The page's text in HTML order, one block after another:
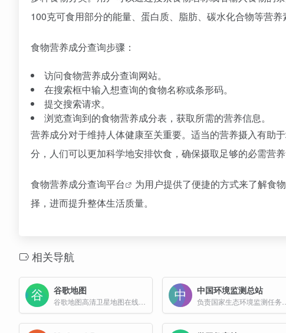
100克可食用部分的能量、蛋白质、脂肪、碳水化合物等营养
食物营养成分查询步骤：
访问食物营养成分查询网站。
在搜索框中输入想查询的食物名称或条形码。
提交搜索请求。
浏览查询到的食物营养成分表，获取所需的营养信息。
营养成分对于维持人体健康至关重要。适当的营养摄入有助
分，人们可以更加科学地安排饮食，确保摄取足够的必需营
食物营养成分查询平台
为用户提供了便捷的方式来了解食
择，进而提升整体生活质量。
相关导航
谷歌地图 中国环境监测总站